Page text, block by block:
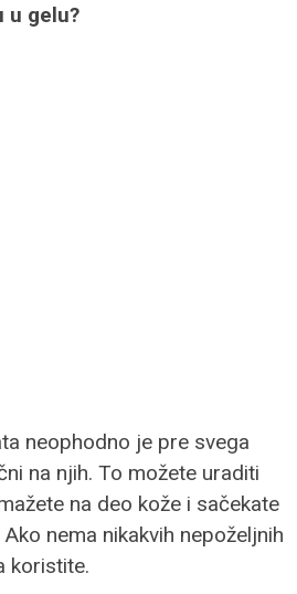
u gelu?
neophodno je pre svega
na njih. To možete uraditi
na deo kože i sačekate
nema nikakvih nepoželjnih
koristite.